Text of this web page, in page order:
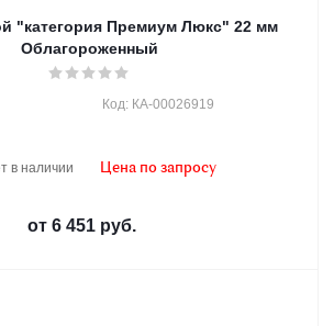
Премиум Люкс" 22 мм
Облагороженный
в наличии
Код: КА-00026919
Цена по запросу
от 6 451 руб.